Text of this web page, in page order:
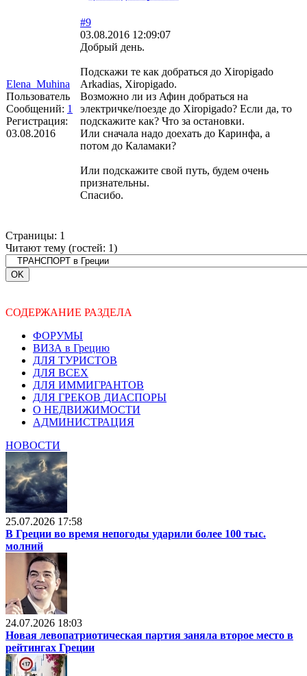
Elena_Muhina
Пользователь
Сообщений: 1
Регистрация:
03.08.2016
#9
03.08.2016 12:09:07
Добрый день.
Подскажи те как добраться до Xiropigado
Arkadias, Xiropigado.
Возможно ли из Афин добраться на
электричке/поезде до Xiropigado? Если да, то
подскажите как? Что за остановки.
Или сначала надо доехать до Каринфа, а
потом до Каламаки?
Или подскажите свой путь, будем очень
признательны.
Спасибо.
Страницы: 1
Читают тему (гостей: 1)
СОДЕРЖАНИЕ РАЗДЕЛА
ФОРУМЫ
ВИЗА в Грецию
ДЛЯ ТУРИСТОВ
ДЛЯ ВСЕХ
ДЛЯ ИММИГРАНТОВ
ДЛЯ ГРЕКОВ ДИАСПОРЫ
О НЕДВИЖИМОСТИ
АДМИНИСТРАЦИЯ
НОВОСТИ
25.07.2026 17:58
В Греции во время непогоды ударили более 100 тыс.
молний
24.07.2026 18:03
Новая левопатриотическая партия заняла второе место в
рейтингах Греции